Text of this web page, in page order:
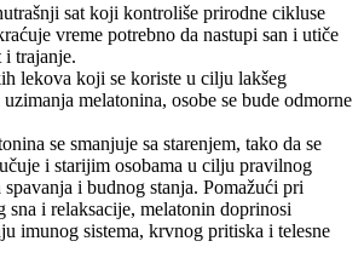
sat koji kontroliše prirodne cikluse
vreme potrebno da nastupi san i utiče
trajanje.
lekova koji se koriste u cilju lakšeg
melatonina, osobe se bude odmorne
se smanjuje sa starenjem, tako da se
i starijim osobama u cilju pravilnog
i budnog stanja. Pomažući pri
sna i relaksacije, melatonin doprinosi
imunog sistema, krvnog pritiska i telesne